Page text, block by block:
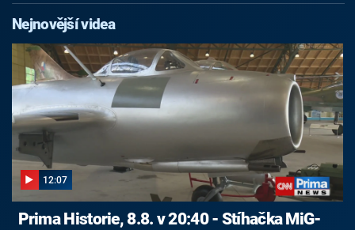
Nejnovější videa
12:07
Prima Historie, 8.8. v 20:40 - Stíhačka MiG-